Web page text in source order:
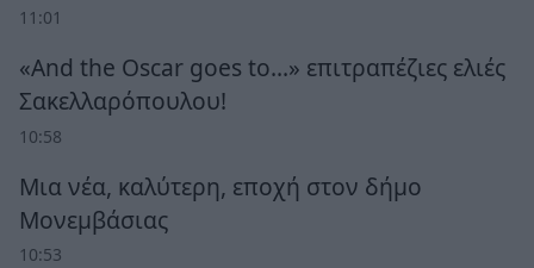
11:01
«And the Oscar goes to...» επιτραπέζιες ελιές
Σακελλαρόπουλου!
10:58
Μια νέα, καλύτερη, εποχή στον δήμο
Μονεμβάσιας
10:53